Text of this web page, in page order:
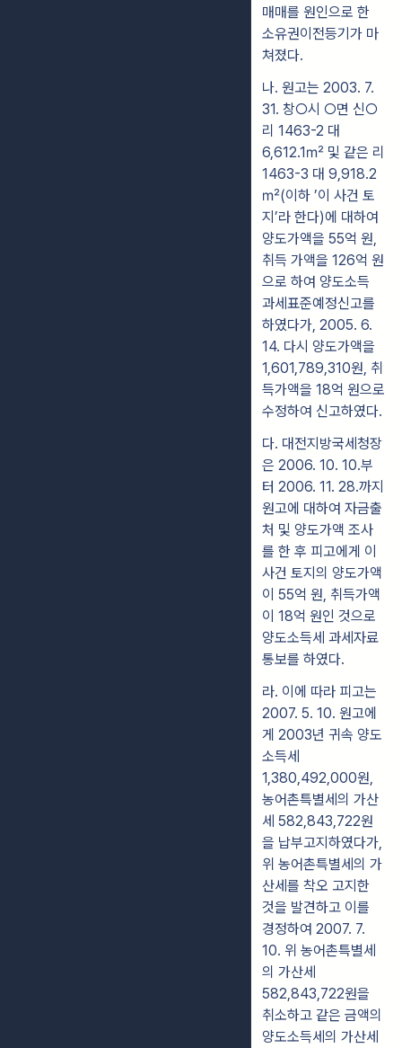
매매를 원인으로 한
소유권이전등기가 마
쳐졌다.
나. 원고는 2003. 7.
31. 창○시 ○면 신○
리 1463-2 대
6,612.1㎡ 및 같은 리
1463-3 대 9,918.2
㎡(이하 ’이 사건 토
지’라 한다)에 대하여
양도가액을 55억 원,
취득 가액을 126억 원
으로 하여 양도소득
과세표준예정신고를
하였다가, 2005. 6.
14. 다시 양도가액을
1,601,789,310원, 취
득가액을 18억 원으로
수정하여 신고하였다.
다. 대전지방국세청장
은 2006. 10. 10.부
터 2006. 11. 28.까지
원고에 대하여 자금출
처 및 양도가액 조사
를 한 후 피고에게 이
사건 토지의 양도가액
이 55억 원, 취득가액
이 18억 원인 것으로
양도소득세 과세자료
통보를 하였다.
라. 이에 따라 피고는
2007. 5. 10. 원고에
게 2003년 귀속 양도
소득세
1,380,492,000원,
농어촌특별세의 가산
세 582,843,722원
을 납부고지하였다가,
위 농어촌특별세의 가
산세를 착오 고지한
것을 발견하고 이를
경정하여 2007. 7.
10. 위 농어촌특별세
의 가산세
582,843,722원을
취소하고 같은 금액의
양도소득세의 가산세